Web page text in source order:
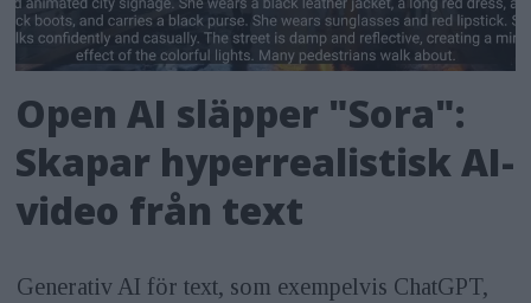
Open AI släpper "Sora":
Skapar hyperrealistisk AI-
video från text
Generativ AI för text, som exempelvis ChatGPT,